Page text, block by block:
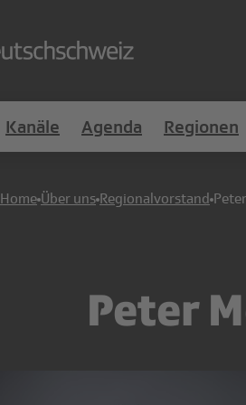
Kanäle Agenda Regionen
Home Über uns Regionalvorstand
Peter